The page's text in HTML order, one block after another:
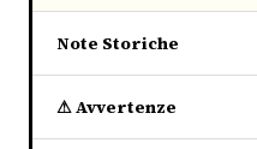
Note Storiche
⚠ Avvertenze